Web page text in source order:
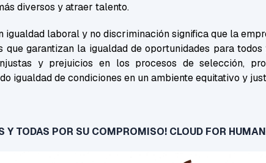
diversos y atraer talento.
igualdad laboral y no discriminación significa que la
garantizan la igualdad de oportunidades para
y prejuicios en los procesos de selección,
igualdad de condiciones en un ambiente equitativo y
Y TODAS POR SU COMPROMISO! CLOUD FOR